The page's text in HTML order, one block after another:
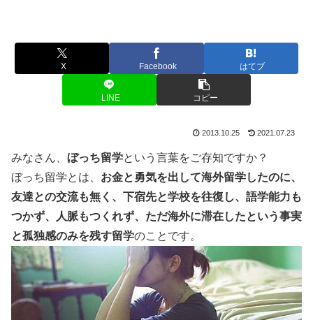
X Facebook はてブ
LINE コピー
2013.10.25 2021.07.23
みなさん、 ぼっち留学という言葉をご存知ですか？
ぼっち留学とは、 お金と勇気を出して海外留学したのに、
友達との交流も無く、下宿先と学校を往復し、語学能力も
つかず、人脈もつくれず、ただ海外に滞在したという事実
と孤独感のみを残す留学のことです。